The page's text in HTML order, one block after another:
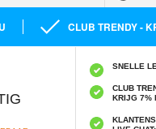
CLUB TRENDY -
SNELLE
CLUB
KRIJG 7%